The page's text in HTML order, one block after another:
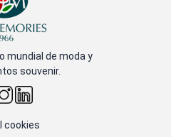
mundial de moda y
souvenir.
cookies